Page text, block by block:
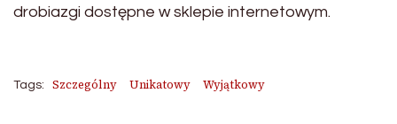
drobiazgi dostępne w sklepie internetowym.
Tags: Szczególny Unikatowy Wyjątkowy